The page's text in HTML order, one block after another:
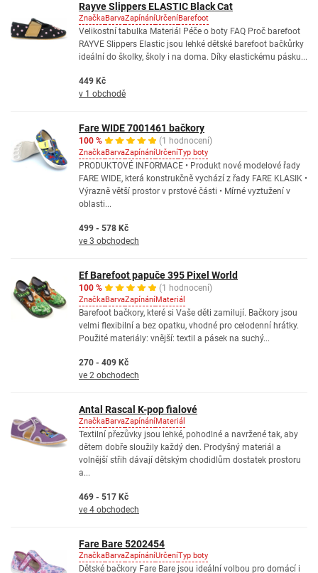
Rayve Slippers ELASTIC Black Cat
ZnačkaBarvaZapínáníUrčeníBarefoot
Velikostní tabulka Materiál Péče o boty FAQ Proč barefoot
RAYVE Slippers Elastic jsou lehké dětské barefoot bačkůrky
ideální do školky, školy i na doma. Díky elastickému pásku...
449 Kč
v 1 obchodě
Fare WIDE 7001461 bačkory
100 % (1 hodnocení)
ZnačkaBarvaZapínáníUrčeníTyp boty
PRODUKTOVÉ INFORMACE • Produkt nové modelové řady
FARE WIDE, která konstrukčně vychází z řady FARE KLASIK •
Výrazně větší prostor v prstové části • Mírné vyztužení v
oblasti...
499 - 578 Kč
ve 3 obchodech
Ef Barefoot papuče 395 Pixel World
100 % (1 hodnocení)
ZnačkaBarvaZapínáníMateriál
Barefoot bačkory, které si Vaše děti zamilují. Bačkory jsou
velmi flexibilní a bez opatku, vhodné pro celodenní hrátky.
Použité materiály: vnější: textil a pásek na suchý...
270 - 409 Kč
ve 2 obchodech
Antal Rascal K-pop fialové
ZnačkaBarvaZapínáníMateriál
Textilní přezůvky jsou lehké, pohodlné a navržené tak, aby
dětem dobře sloužily každý den. Prodyšný materiál a
volnější střih dávají dětským chodidlům dostatek prostoru
a...
469 - 517 Kč
ve 4 obchodech
Fare Bare 5202454
ZnačkaBarvaZapínáníUrčeníTyp boty
Dětské bačkory Fare Bare jsou ideální volbou pro domácí i